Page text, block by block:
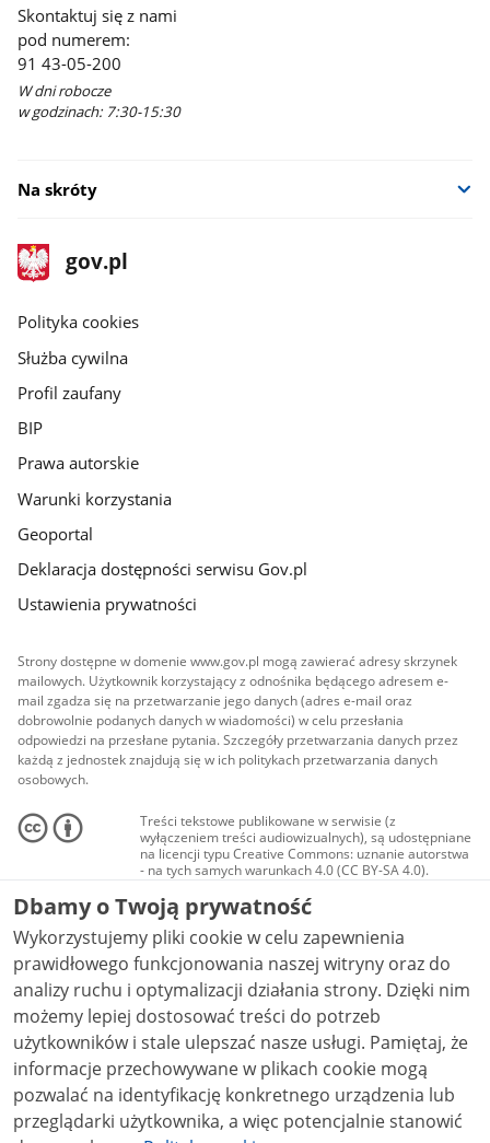
Skontaktuj się z nami
pod numerem:
91 43-05-200
W dni robocze
w godzinach: 7:30-15:30
Na skróty
stopka
gov.pl
Strona
gov.pl
gov.pl
Polityka cookies
Służba cywilna
Profil zaufany
BIP
Prawa autorskie
Warunki korzystania
Geoportal
Deklaracja dostępności serwisu Gov.pl
Ustawienia prywatności
Strony dostępne w domenie www.gov.pl mogą zawierać adresy skrzynek
mailowych. Użytkownik korzystający z odnośnika będącego adresem e-
mail zgadza się na przetwarzanie jego danych (adres e-mail oraz
dobrowolnie podanych danych w wiadomości) w celu przesłania
odpowiedzi na przesłane pytania. Szczegóły przetwarzania danych przez
każdą z jednostek znajdują się w ich politykach przetwarzania danych
osobowych.
Treści tekstowe publikowane w serwisie (z
wyłączeniem treści audiowizualnych), są udostępniane
na licencji typu Creative Commons: uznanie autorstwa
- na tych samych warunkach 4.0 (CC BY-SA 4.0).
Materiały audiowizualne, w tym zdjęcia, materiały
audio i wideo, są udostępniane na licencji typu
Creative Commons: uznanie autorstwa użycie
niekomercyjne - bez utworów zależnych 4.0 (CC BY-
NC-ND 4.0), o ile nie jest to stwierdzone inaczej.
Dbamy o Twoją prywatność
Wykorzystujemy pliki cookie w celu zapewnienia
prawidłowego funkcjonowania naszej witryny oraz do
analizy ruchu i optymalizacji działania strony. Dzięki nim
możemy lepiej dostosować treści do potrzeb
użytkowników i stale ulepszać nasze usługi. Pamiętaj, że
informacje przechowywane w plikach cookie mogą
pozwalać na identyfikację konkretnego urządzenia lub
przeglądarki użytkownika, a więc potencjalnie stanowić